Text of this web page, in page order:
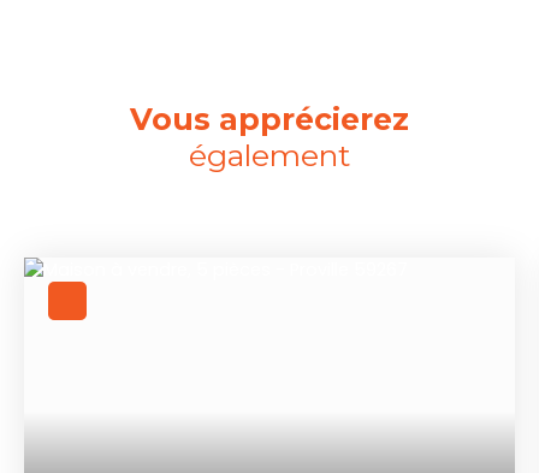
Vous apprécierez
également